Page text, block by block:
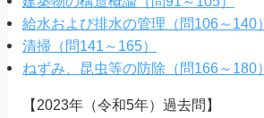
給水および排水の管理（問106～140）
清掃（問141～165）
ねずみ、昆虫等の防除（問166～180）
【2023年（令和5年）過去問】